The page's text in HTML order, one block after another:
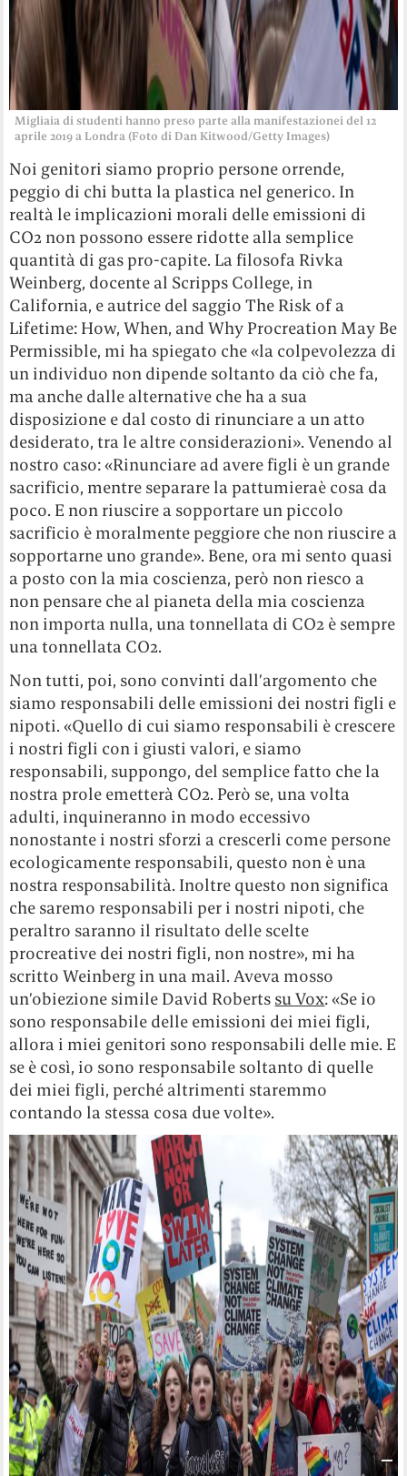
Migliaia di studenti hanno preso parte alla manifestazionei del 12
aprile 2019 a Londra (Foto di Dan Kitwood/Getty Images)
Noi genitori siamo proprio persone orrende,
peggio di chi butta la plastica nel generico. In
realtà le implicazioni morali delle emissioni di
CO2 non possono essere ridotte alla semplice
quantità di gas pro-capite. La filosofa Rivka
Weinberg, docente al Scripps College, in
California, e autrice del saggio The Risk of a
Lifetime: How, When, and Why Procreation May Be
Permissible, mi ha spiegato che «la colpevolezza di
un individuo non dipende soltanto da ciò che fa,
ma anche dalle alternative che ha a sua
disposizione e dal costo di rinunciare a un atto
desiderato, tra le altre considerazioni». Venendo al
nostro caso: «Rinunciare ad avere figli è un grande
sacrificio, mentre separare la pattumieraè cosa da
poco. E non riuscire a sopportare un piccolo
sacrificio è moralmente peggiore che non riuscire a
sopportarne uno grande». Bene, ora mi sento quasi
a posto con la mia coscienza, però non riesco a
non pensare che al pianeta della mia coscienza
non importa nulla, una tonnellata di CO2 è sempre
una tonnellata CO2.
Non tutti, poi, sono convinti dall’argomento che
siamo responsabili delle emissioni dei nostri figli e
nipoti. «Quello di cui siamo responsabili è crescere
i nostri figli con i giusti valori, e siamo
responsabili, suppongo, del semplice fatto che la
nostra prole emetterà CO2. Però se, una volta
adulti, inquineranno in modo eccessivo
nonostante i nostri sforzi a crescerli come persone
ecologicamente responsabili, questo non è una
nostra responsabilità. Inoltre questo non significa
che saremo responsabili per i nostri nipoti, che
peraltro saranno il risultato delle scelte
procreative dei nostri figli, non nostre», mi ha
scritto Weinberg in una mail. Aveva mosso
un’obiezione simile David Roberts su Vox: «Se io
sono responsabile delle emissioni dei miei figli,
allora i miei genitori sono responsabili delle mie. E
se è così, io sono responsabile soltanto di quelle
dei miei figli, perché altrimenti staremmo
contando la stessa cosa due volte».